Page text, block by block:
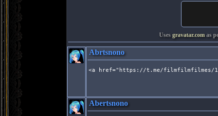
Uses gravatar.com as
Abrtsnono
<a href="https://t.me/filmfilmfilmes/
Abertsnono